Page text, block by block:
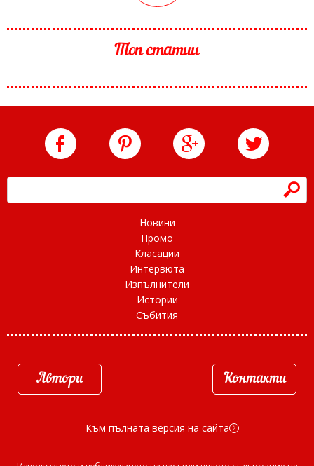
Топ статии
h
Новини
Промо
Класации
Интервюта
Изпълнители
Истории
Събития
Автори Контакти
Към пълната версия на сайта d